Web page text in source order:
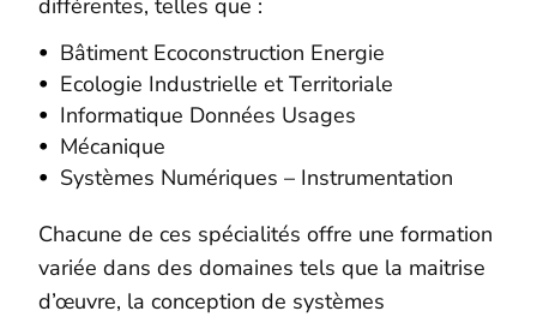
Bâtiment Ecoconstruction Energie
Ecologie Industrielle et Territoriale
Informatique Données Usages
Mécanique
Systèmes Numériques – Instrumentation
Chacune de ces spécialités offre une formation
variée dans des domaines tels que la maitrise
d’œuvre, la conception de systèmes